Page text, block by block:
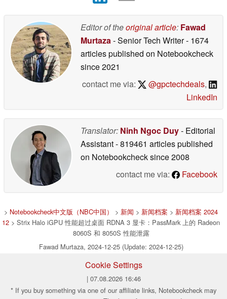
Editor of theoriginal article: Fawad
Murtaza- Senior Tech Writer- 1674
articles published on Notebookcheck
since 2021
contact me via:
@gpctechdeals,
LinkedIn
Translator: Ninh Ngoc Duy- Editorial
Assistant- 819461 articles published
on Notebookchecksince 2008
contact me via:
Facebook
> Notebookcheck中文版（NBC中国） > 新闻 > 新闻档案 > 新闻档案 2024
12 > Strix Halo iGPU 性能超过桌面 RDNA 3 显卡：PassMark 上的 Radeon
8060S 和 8050S 性能泄露
Fawad Murtaza, 2024-12-25 (Update: 2024-12-25)
Cookie Settings
| 07.08.2026 16:46
* If you buy something via one of our affiliate links, Notebookcheck may